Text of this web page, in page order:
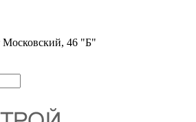
Московский, 46 "Б"